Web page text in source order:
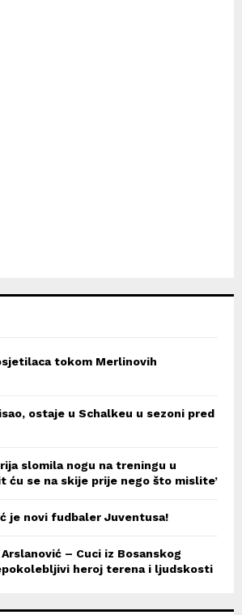
tokom Merlinovih
ostaje u Schalkeu u sezoni pred
slomila nogu na treningu u
ću se na skije prije nego što mislite’
je novi fudbaler Juventusa!
– Cuci iz Bosanskog
heroj terena i ljudskosti